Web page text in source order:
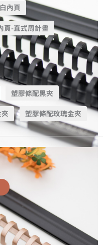
內頁
頁-直式周計畫
塑膠條配黑夾
塑膠條配玫瑰金夾